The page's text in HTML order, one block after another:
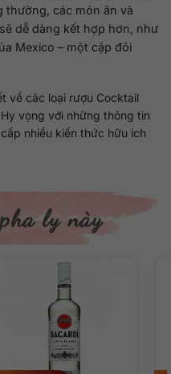
thường, các món ăn và
dễ dàng kết hợp hơn, như
Mexico – một cặp đôi
về các loại rượu Cocktail
vọng với những thông tin
nhiều kiến thức hữu ích
ly này